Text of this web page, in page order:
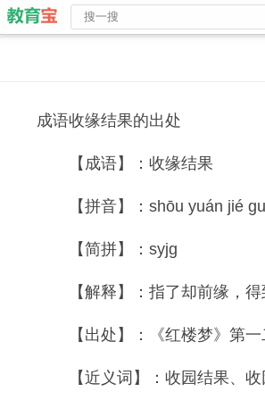
成语收缘结果的出处
【成语】：收缘结果
【拼音】：shōu yuán jié
【简拼】：syjg
【解释】：指了却前缘，得
【出处】：《红楼梦》第一
【近义词】：收园结果、收